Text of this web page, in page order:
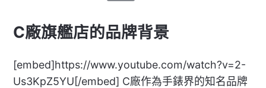
C廠旗艦店的品牌背景
[embed]https://www.youtube.com/watch?v=2-
Us3KpZ5YU[/embed] C廠作為手錶界的知名品牌